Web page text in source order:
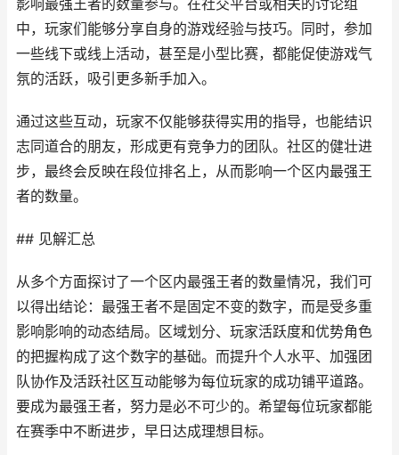
影响最强王者的数量参与。在社交平台或相关的讨论组
中，玩家们能够分享自身的游戏经验与技巧。同时，参加
一些线下或线上活动，甚至是小型比赛，都能促使游戏气
氛的活跃，吸引更多新手加入。
通过这些互动，玩家不仅能够获得实用的指导，也能结识
志同道合的朋友，形成更有竞争力的团队。社区的健壮进
步，最终会反映在段位排名上，从而影响一个区内最强王
者的数量。
## 见解汇总
从多个方面探讨了一个区内最强王者的数量情况，我们可
以得出结论：最强王者不是固定不变的数字，而是受多重
影响影响的动态结局。区域划分、玩家活跃度和优势角色
的把握构成了这个数字的基础。而提升个人水平、加强团
队协作及活跃社区互动能够为每位玩家的成功铺平道路。
要成为最强王者，努力是必不可少的。希望每位玩家都能
在赛季中不断进步，早日达成理想目标。